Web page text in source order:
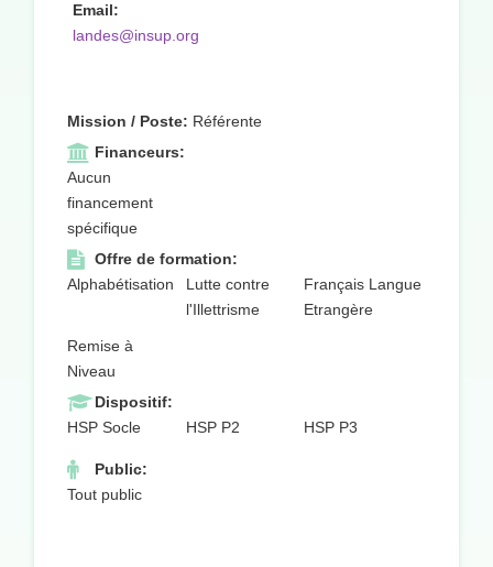
Email:
landes@insup.org
Mission / Poste: Référente
Financeurs:
Aucun
financement
spécifique
Offre de formation:
Alphabétisation
Lutte contre
l'Illettrisme
Français Langue
Etrangère
Remise à
Niveau
Dispositif:
HSP Socle
HSP P2 HSP P3
Public:
Tout public